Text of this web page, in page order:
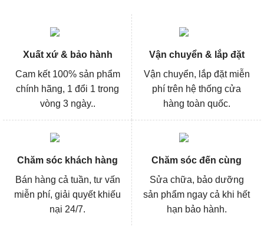
Xuất xứ & bảo hành
Cam kết 100% sản phẩm
chính hãng, 1 đổi 1 trong
vòng 3 ngày..
Vận chuyển & lắp đặt
Vận chuyển, lắp đặt miễn
phí trên hệ thống cửa
hàng toàn quốc.
Chăm sóc khách hàng
Bán hàng cả tuần, tư vấn
miễn phí, giải quyết khiếu
nại 24/7.
Chăm sóc đến cùng
Sửa chữa, bảo dưỡng
sản phẩm ngay cả khi hết
hạn bảo hành.